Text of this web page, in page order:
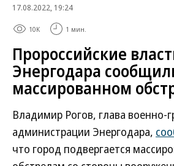
17.08.2022, 19:24
10K 1 мин.
Пророссийские
Энергодара
массированном
Владимир Рогов, глава военно-
администрации Энергодара,
что город подвергается